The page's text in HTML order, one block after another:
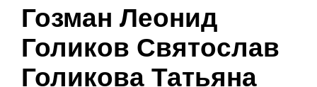
Гозман Леонид
Голиков Святослав
Голикова Татьяна